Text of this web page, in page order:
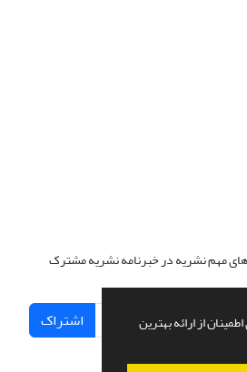
از ارائه بهترین
های مهم نشریه در خبرنامه نشریه مشترک
اشتراک